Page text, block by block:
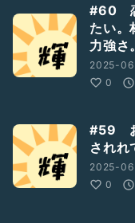
#60
たい。
力強さ。
2025-
0
#59 お
されれ
2025-
0